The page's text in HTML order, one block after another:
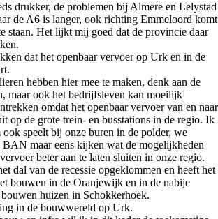
drukker, de problemen bij Almere en Lelystad
de A6 is langer, ook richting Emmeloord komt
staan. Het lijkt mij goed dat de provincie daar
dat het openbaar vervoer op Urk en in de
hebben hier mee te maken, denk aan de
maar ook het bedrijfsleven kan moeilijk
omdat het openbaar vervoer van en naar
op de grote trein- en busstations in de regio. Ik
speelt bij onze buren in de polder, we
BAN maar eens kijken wat de mogelijkheden
beter aan te laten sluiten in onze regio.
dal van de recessie opgeklommen en heeft het
bouwen in de Oranjewijk en in de nabije
huizen in Schokkerhoek.
in de bouwwereld op Urk.